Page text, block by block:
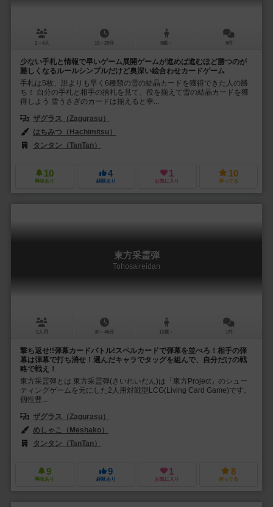
2～4人 10～20分 8歳～ 0件
少ない手札と情報で早いゲーム展開ゲームが進めば進むほど勝つのが
難しくなるルールシンプルだけど奥深い絵合わせカードゲーム
手札は5枚、誰よりも早く6種類の雪の結晶カードを獲得できた人の勝
ち！ 自分の手札と相手の捨札を見て、役を揃えて雪の結晶カードを獲
得しよう 雪うさぎのカードは揃えると幸...
ザグラス（Zagurasu）
はちみつ（Hachimitsu）
タンタン（TanTan）
10
興味あり
4
経験あり
1
お気に入り
10
持ってる
東方采霊弾
Tohosaireidan
2人用 30～45分 12歳～ 1件
撃ち返せ!!弾幕カードバトル!スペルカードで弾幕を並べろ！相手の弾
幕は弾幕で打ち消せ！選んだキャラでタッグを組んで、自分だけの戦
略で戦え！
東方采霊弾とは 東方采霊弾(さいれいだん)は「東方Project」のシュー
ティングゲームを元にした2人用対戦型LCG(Living Card Game)です。
個性豊...
ザグラス（Zagurasu）
めしゃこ（Meshako）
タンタン（TanTan）
9
興味あり
9
経験あり
1
お気に入り
8
持ってる